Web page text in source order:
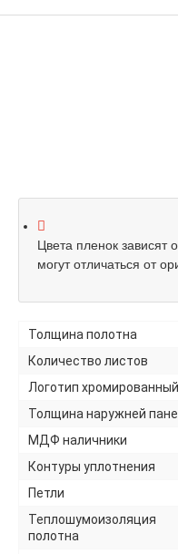
Цвета пленок зависят
могут отличаться от
Толщина полотна
Количество листов
Логотип хромированный
Толщина наружней
МДФ наличники
Контуры уплотнения
Петли
Теплошумоизоляция
полотна